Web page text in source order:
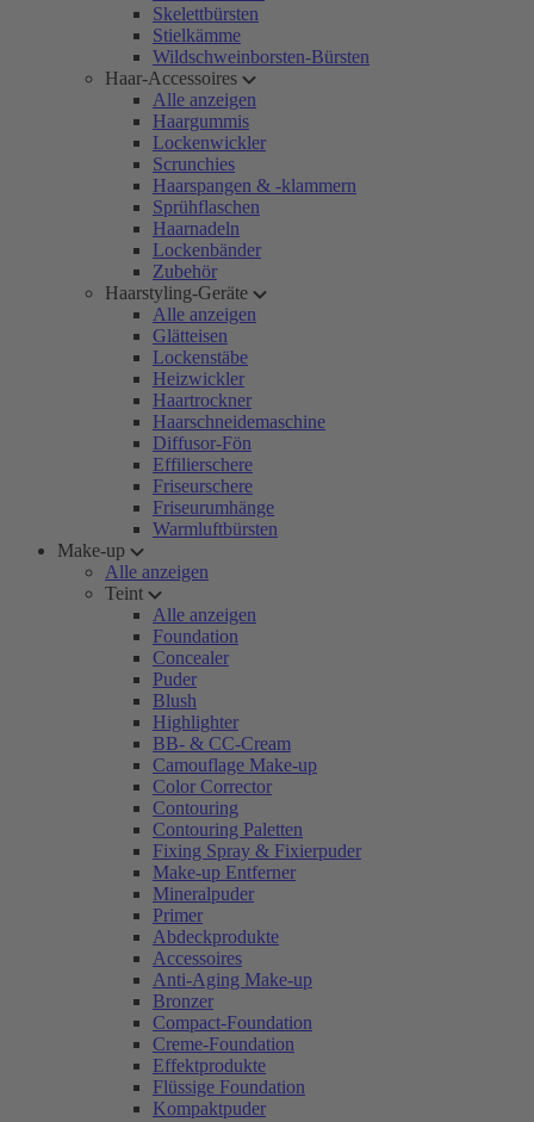
Skelettbürsten
Stielkämme
Wildschweinborsten-Bürsten
Haar-Accessoires
Alle anzeigen
Haargummis
Lockenwickler
Scrunchies
Haarspangen & -klammern
Sprühflaschen
Haarnadeln
Lockenbänder
Zubehör
Haarstyling-Geräte
Alle anzeigen
Glätteisen
Lockenstäbe
Heizwickler
Haartrockner
Haarschneidemaschine
Diffusor-Fön
Effilierschere
Friseurschere
Friseurumhänge
Warmluftbürsten
Make-up
Alle anzeigen
Teint
Alle anzeigen
Foundation
Concealer
Puder
Blush
Highlighter
BB- & CC-Cream
Camouflage Make-up
Color Corrector
Contouring
Contouring Paletten
Fixing Spray & Fixierpuder
Make-up Entferner
Mineralpuder
Primer
Abdeckprodukte
Accessoires
Anti-Aging Make-up
Bronzer
Compact-Foundation
Creme-Foundation
Effektprodukte
Flüssige Foundation
Kompaktpuder